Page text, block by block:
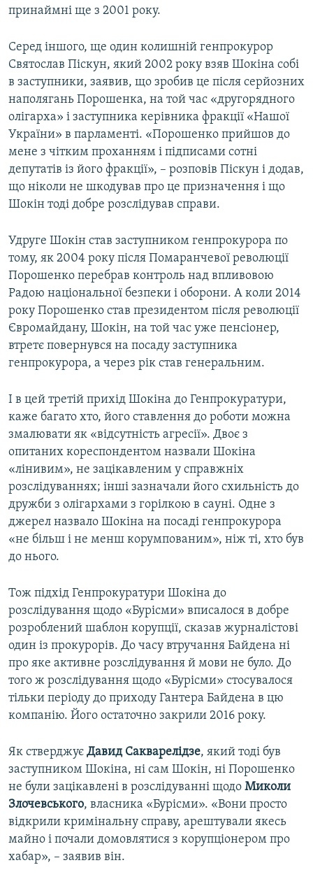
принаймні ще з 2001 року.
Серед іншого, ще один колишній генпрокурор
Святослав Піскун, який 2002 року взяв Шокіна собі
в заступники, заявив, що зробив це після серйозних
наполягань Порошенка, на той час «другорядного
олігарха» і заступника керівника фракції «Нашої
України» в парламенті. «Порошенко прийшов до
мене з чітким проханням і підписами сотні
депутатів із його фракції», – розповів Піскун і додав,
що ніколи не шкодував про це призначення і що
Шокін тоді добре розслідував справи.
Удруге Шокін став заступником генпрокурора по
тому, як 2004 року після Помаранчевої революції
Порошенко перебрав контроль над впливовою
Радою національної безпеки і оборони. А коли 2014
року Порошенко став президентом після революції
Євромайдану, Шокін, на той час уже пенсіонер,
втретє повернувся на посаду заступника
генпрокурора, а через рік став генеральним.
І в цей третій прихід Шокіна до Генпрокуратури,
каже багато хто, його ставлення до роботи можна
змалювати як «відсутність агресії». Двоє з
опитаних кореспондентом назвали Шокіна
«лінивим», не зацікавленим у справжніх
розслідуваннях; інші зазначали його схильність до
дружби з олігархами з горілкою в сауні. Одне з
джерел назвало Шокіна на посаді генпрокурора
«не більш і не менш корумпованим», ніж ті, хто був
до нього.
Тож підхід Генпрокуратури Шокіна до
розслідування щодо «Бурісми» вписалося в добре
розроблений шаблон корупції, сказав журналістові
один із прокурорів. До часу втручання Байдена ні
про яке активне розслідування й мови не було. До
того ж розслідування щодо «Бурісми» стосувалося
тільки періоду до приходу Гантера Байдена в цю
компанію. Його остаточно закрили 2016 року.
Як стверджує Давид Сакварелідзе, який тоді був
заступником Шокіна, ні сам Шокін, ні Порошенко
не були зацікавлені в розслідуванні щодо Миколи
Злочевського, власника «Бурісми». «Вони просто
відкрили кримінальну справу, арештували якесь
майно і почали домовлятися з корупціонером про
хабар», – заявив він.